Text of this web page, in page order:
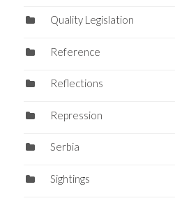
Quality Legislation
Reference
Reflections
Repression
Serbia
Sightings